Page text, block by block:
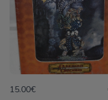
15.00€